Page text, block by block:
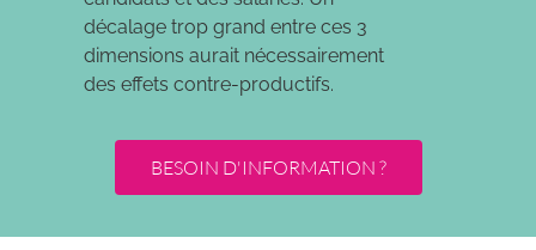
décalage trop grand entre ces 3
dimensions aurait nécessairement
des effets contre-productifs.
BESOIN D'INFORMATION ?